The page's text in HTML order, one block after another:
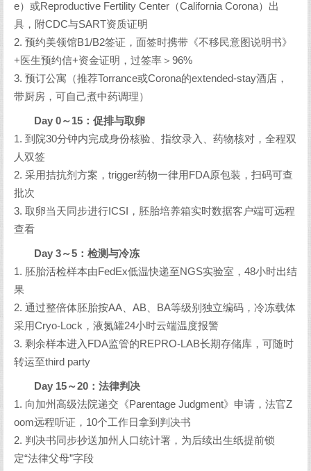
e）或Reproductive Fertility Center（California Corona）出
具，附CDC与SART资质证明
2. 预约美领馆B1/B2签证，面签时携带《不移民意图说明书》
+医生预约信+资金证明，过签率＞96%
3. 预订公寓（推荐Torrance或Corona的extended-stay酒店，
带厨房，可自己煮中药调理）
Day 0～15：促排与取卵
1. 到院30分钟内完成身份核验、指纹录入、药物核对，全程双
人双签
2. 采用拮抗剂方案，trigger药物一律用FDA原包装，扫码可查
批次
3. 取卵当天同步进行ICSI，胚胎培养箱实时数据客户端可远程
查看
Day 3～5：检测与冷冻
1. 胚胎活检样本由FedEx低温快递至NGS实验室，48小时出结
果
2. 通过整倍体胚胎按AA、AB、BA等级别独立编码，冷冻载体
采用Cryo-Lock，液氮罐24小时云端温度报警
3. 剩余样本进入FDA监管的REPRO-LAB长期存储库，可随时
转运至third party
Day 15～20：法律判决
1. 向加州高级法院递交《Parentage Judgment》申请，法官Z
oom远程听证，10个工作日拿到判决书
2. 判决书同步抄送加州人口统计署，为后续出生纸提前锁
定“法律父母”字段